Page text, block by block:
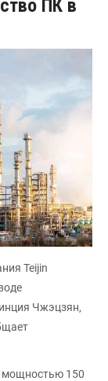
ПК в
Teijin
Чжэцзян,
мощностью 150